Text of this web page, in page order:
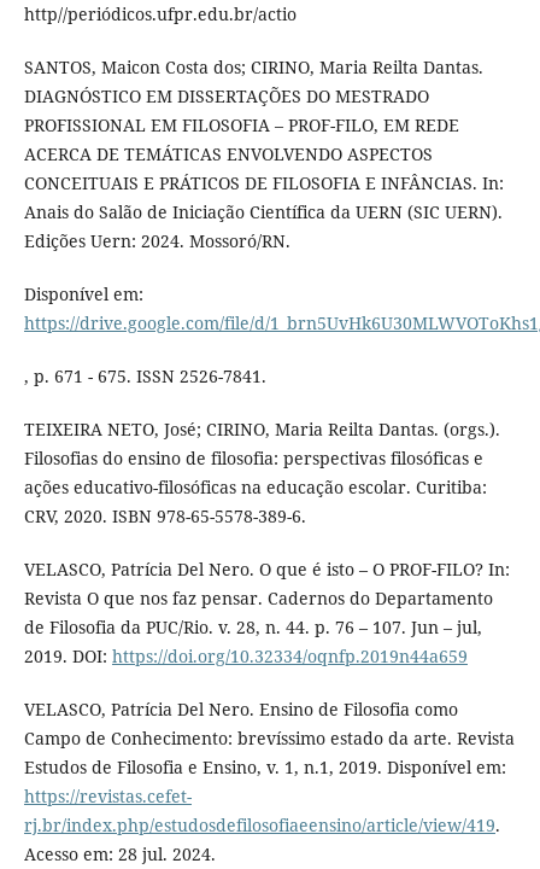
http//periódicos.ufpr.edu.br/actio
SANTOS, Maicon Costa dos; CIRINO, Maria Reilta Dantas.
DIAGNÓSTICO EM DISSERTAÇÕES DO MESTRADO
PROFISSIONAL EM FILOSOFIA – PROF-FILO, EM REDE
ACERCA DE TEMÁTICAS ENVOLVENDO ASPECTOS
CONCEITUAIS E PRÁTICOS DE FILOSOFIA E INFÂNCIAS. In:
Anais do Salão de Iniciação Científica da UERN (SIC UERN).
Edições Uern: 2024. Mossoró/RN.
Disponível em:
https://drive.google.com/file/d/
, p. 671 - 675. ISSN 2526-7841.
TEIXEIRA NETO, José; CIRINO, Maria Reilta Dantas. (orgs.).
Filosofias do ensino de filosofia: perspectivas filosóficas e
ações educativo-filosóficas na educação escolar. Curitiba:
CRV, 2020. ISBN 978-65-5578-389-6.
VELASCO, Patrícia Del Nero. O que é isto – O PROF-FILO? In:
Revista O que nos faz pensar. Cadernos do Departamento
de Filosofia da PUC/Rio. v. 28, n. 44. p. 76 – 107. Jun – jul,
2019. DOI: https://doi.org/10.32334/oqnfp.2019n44a659
VELASCO, Patrícia Del Nero. Ensino de Filosofia como
Campo de Conhecimento: brevíssimo estado da arte. Revista
Estudos de Filosofia e Ensino, v. 1, n.1, 2019. Disponível em:
https://revistas.cefet-
rj.br/index.php/estudosdefilosofiaeensino/article/view/419.
Acesso em: 28 jul. 2024.